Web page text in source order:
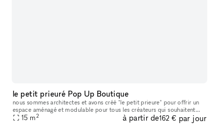
le petit prieuré Pop Up Boutique
nous sommes architectes et avons créé "le petit prieure" pour offrir un
espace aménagé et modulable pour tous les créateurs qui souhaitent
présenter leur travaux ( designers, artistes, céramistes, ph
15 m2 à partir de162 € par jour